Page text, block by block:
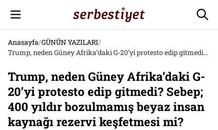
Anasayfa/GÜNÜN YAZILARI/
Trump, neden Güney Afrika’daki G-20’yi protesto edip gitmedi? Sebep; 400 yıldır bozulmamış beyaz insan kaynağı rezervi keşfetmesi mi­?
Trump, neden Güney Afrika’daki G-
20’yi protesto edip gitmedi? Sebep;
400 yıldır bozulmamış beyaz insan
kaynağı rezervi keşfetmesi mi­?